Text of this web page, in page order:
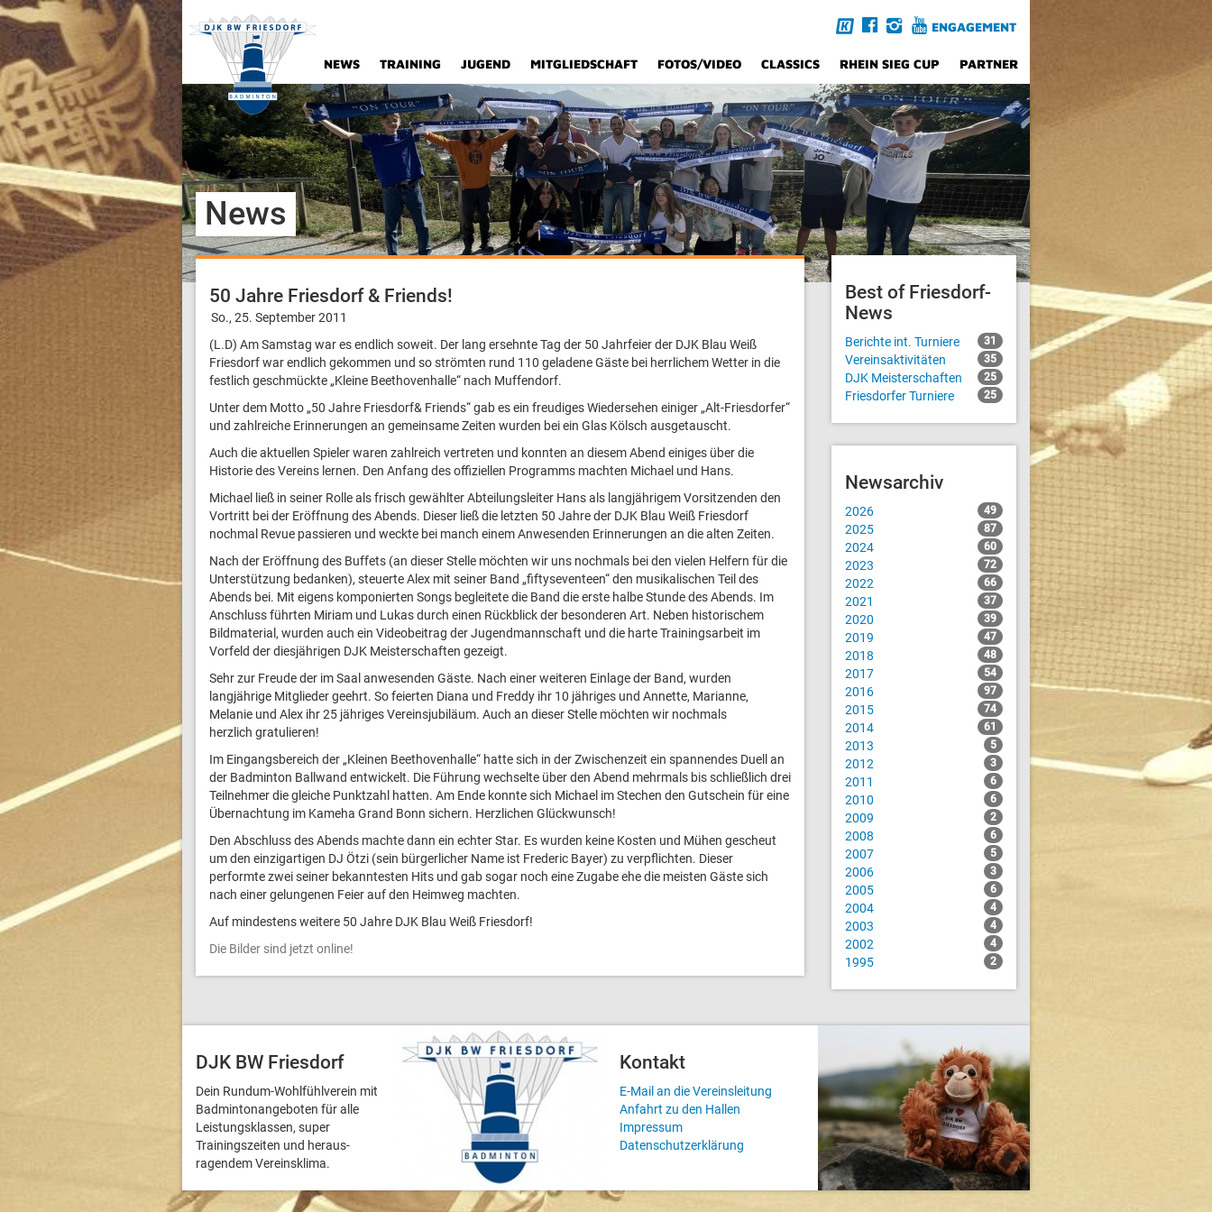
ENGAGEMENT
NEWS TRAINING JUGEND MITGLIEDSCHAFT FOTOS/VIDEO CLASSICS RHEIN SIEG CUP PARTNER
News
50 Jahre Friesdorf & Friends!
So., 25. September 2011
(L.D) Am Samstag war es endlich soweit. Der lang ersehnte Tag der 50 Jahrfeier der DJK Blau Weiß
Friesdorf war endlich gekommen und so strömten rund 110 geladene Gäste bei herrlichem Wetter in die
festlich geschmückte „Kleine Beethovenhalle“ nach Muffendorf.
Unter dem Motto „50 Jahre Friesdorf& Friends“ gab es ein freudiges Wiedersehen einiger „Alt-Friesdorfer“
und zahlreiche Erinnerungen an gemeinsame Zeiten wurden bei ein Glas Kölsch ausgetauscht.
Auch die aktuellen Spieler waren zahlreich vertreten und konnten an diesem Abend einiges über die
Historie des Vereins lernen. Den Anfang des offiziellen Programms machten Michael und Hans.
Michael ließ in seiner Rolle als frisch gewählter Abteilungsleiter Hans als langjährigem Vorsitzenden den
Vortritt bei der Eröffnung des Abends. Dieser ließ die letzten 50 Jahre der DJK Blau Weiß Friesdorf
nochmal Revue passieren und weckte bei manch einem Anwesenden Erinnerungen an die alten Zeiten.
Nach der Eröffnung des Buffets (an dieser Stelle möchten wir uns nochmals bei den vielen Helfern für die
Unterstützung bedanken), steuerte Alex mit seiner Band „fiftyseventeen“ den musikalischen Teil des
Abends bei. Mit eigens komponierten Songs begleitete die Band die erste halbe Stunde des Abends. Im
Anschluss führten Miriam und Lukas durch einen Rückblick der besonderen Art. Neben historischem
Bildmaterial, wurden auch ein Videobeitrag der Jugendmannschaft und die harte Trainingsarbeit im
Vorfeld der diesjährigen DJK Meisterschaften gezeigt.
Sehr zur Freude der im Saal anwesenden Gäste. Nach einer weiteren Einlage der Band, wurden
langjährige Mitglieder geehrt. So feierten Diana und Freddy ihr 10 jähriges und Annette, Marianne,
Melanie und Alex ihr 25 jähriges Vereinsjubiläum. Auch an dieser Stelle möchten wir nochmals
herzlich gratulieren!
Im Eingangsbereich der „Kleinen Beethovenhalle“ hatte sich in der Zwischenzeit ein spannendes Duell an
der Badminton Ballwand entwickelt. Die Führung wechselte über den Abend mehrmals bis schließlich drei
Teilnehmer die gleiche Punktzahl hatten. Am Ende konnte sich Michael im Stechen den Gutschein für eine
Übernachtung im Kameha Grand Bonn sichern. Herzlichen Glückwunsch!
Den Abschluss des Abends machte dann ein echter Star. Es wurden keine Kosten und Mühen gescheut
um den einzigartigen DJ Ötzi (sein bürgerlicher Name ist Frederic Bayer) zu verpflichten. Dieser
performte zwei seiner bekanntesten Hits und gab sogar noch eine Zugabe ehe die meisten Gäste sich
nach einer gelungenen Feier auf den Heimweg machten.
Auf mindestens weitere 50 Jahre DJK Blau Weiß Friesdorf!
Die Bilder sind jetzt online!
Best of Friesdorf-
News
Berichte int. Turniere 31
Vereinsaktivitäten 35
DJK Meisterschaften 25
Friesdorfer Turniere 25
Newsarchiv
2026 49
2025 87
2024 60
2023 72
2022 66
2021 37
2020 39
2019 47
2018 48
2017 54
2016 97
2015 74
2014 61
2013 5
2012 3
2011 6
2010 6
2009 2
2008 6
2007 5
2006 3
2005 6
2004 4
2003 4
2002 4
1995 2
DJK BW Friesdorf
Dein Rundum-Wohlfühlverein mit
Badmintonangeboten für alle
Leistungsklassen, super
Trainingszeiten und heraus­
ragendem Vereinsklima.
Kontakt
E-Mail an die Vereinsleitung
Anfahrt zu den Hallen
Impressum
Datenschutzerklärung